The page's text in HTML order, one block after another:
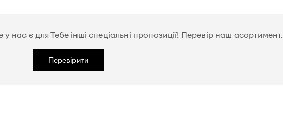
нас є для Тебе інші спеціальні пропозиції! Перевір наш асортимент.
Перевірити